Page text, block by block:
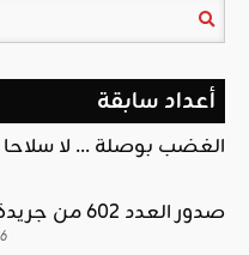
أعداد سابقة
الغضب بوصلة … لا سلاحا
صدور العدد 602 من جريدة التحرير